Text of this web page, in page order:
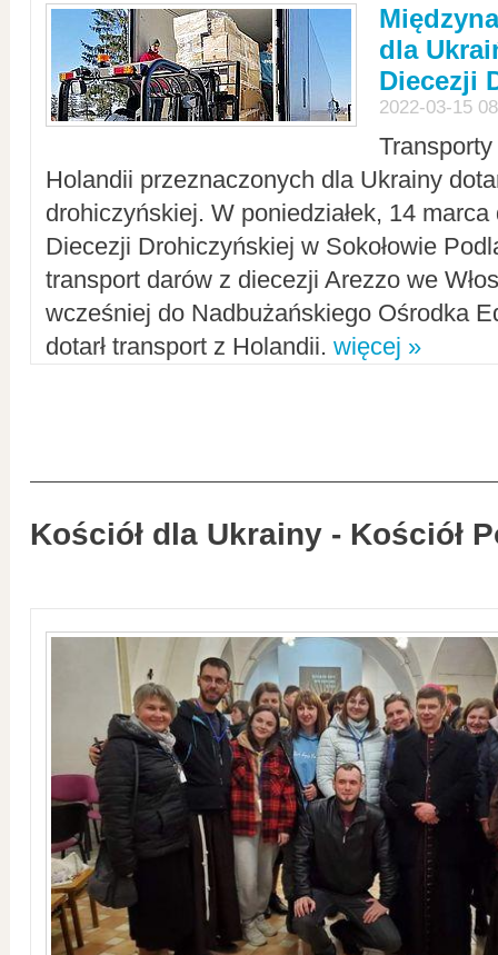
dla
Diecezji
2022-03-15
Holandii przeznaczonych dla Ukrainy
drohiczyńskiej. W poniedziałek, 14
Diecezji Drohiczyńskiej w Sokołowie
transport darów z diecezji Arezzo we
wcześniej do Nadbużańskiego Ośrodka
dotarł transport z Holandii. więcej »
Kościół dla Ukrainy - Kościół